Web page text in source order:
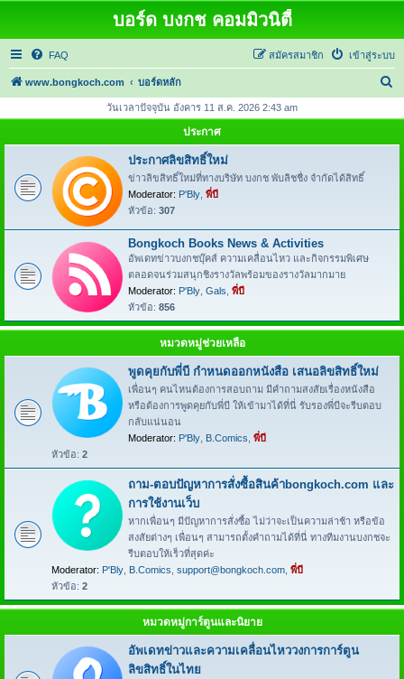
บอร์ด บงกช คอมมิวนิตี้
FAQ เข้าสู่ระบบ
สมัครสมาชิก
www.bongkoch.com บอร์ดหลัก
า
วันเวลาปัจจุบัน อังคาร 11 ส.ค. 2026 2:43 am
ประกาศ
ประกาศลิขสิทธิ์ใหม่
ข่าวลิขสิทธิ์ใหม่ที่ทางบริษัท บงกช พับลิชชื่ง จำกัดได้สิทธิ์
Moderator: P'Bly พี่บี
หัวข้อ: 307
Bongkoch Books News & Activities
อัพเดทข่าวบงกชบุ๊คส์ ความเคลื่อนไหว และกิจกรรมพิเศษ
ตลอดจนร่วมสนุกชิงรางวัลพร้อมของรางวัลมากมาย
Moderator: P'Bly Gals พี่บี
หัวข้อ: 856
หมวดหมู่ช่วยเหลือ
พูดคุยกับพี่บี กำหนดออกหนังสือ เสนอลิขสิทธิ์ใหม่
เพื่อนๆ คนไหนต้องการสอบถาม มีคำถามสงสัยเรื่องหนังสือ
หรือต้องการพูดคุยกับพี่บี ให้เข้ามาได้ที่นี่ รับรองพี่บีจะรีบตอบ
กลับแน่นอน
Moderator: P'Bly B.Comics พี่บี
หัวข้อ: 2
ถาม-ตอบปัญหาการสั่งซื้อสินค้าbongkoch.com และ
การใช้งานเว็บ
หากเพื่อนๆ มีปัญหาการสั่งซื้อ ไม่ว่าจะเป็นความล่าช้า หรือข้อ
สงสัยต่างๆ เพื่อนๆ สามารถตั้งคำถามได้ที่นี่ ทางทีมงานบงกชจะ
รีบตอบให้เร็วที่สุดค่ะ
Moderator: P'Bly B.Comics support@bongkoch.com พี่บี
หัวข้อ: 2
หมวดหมู่การ์ตูนและนิยาย
อัพเดทข่าวและความเคลื่อนไหววงการการ์ตูน
ลิขสิทธิ์ในไทย